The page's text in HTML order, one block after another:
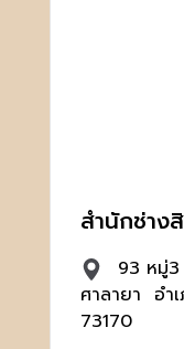
สำนักช่าง
93 หมู่
ศาลายา อำ
73170